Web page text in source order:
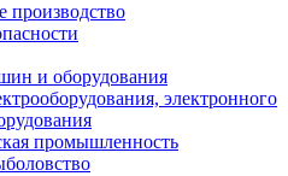
производство
и оборудования
электронного
промышленность